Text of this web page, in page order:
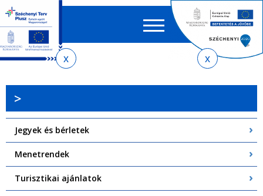
menetrendkeresőhöz
almenühöz
tartalomra
oldaltérképre
EN HU
űrlap
>
Jegyek és bérletek
Menetrendek
Turisztikai ajánlatok